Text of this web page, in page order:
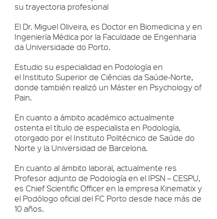
su trayectoria profesional
El Dr. Miguel Oliveira, es Doctor en Biomedicina y en
Ingeniería Médica por la Faculdade de Engenharia
da Universidade do Porto.
Estudio su especialidad en Podología en
el Instituto Superior de Ciências da Saúde-Norte,
donde también realizó un Máster en Psychology of
Pain.
En cuanto a ámbito académico actualmente
ostenta el título de especialista en Podología,
otorgado por el Instituto Politécnico de Saúde do
Norte y la Universidad de Barcelona.
En cuanto al ámbito laboral, actualmente res
Profesor adjunto de Podología en el IPSN – CESPU,
es Chief Scientific Officer en la empresa Kinematix y
el Podólogo oficial del FC Porto desde hace más de
10 años.